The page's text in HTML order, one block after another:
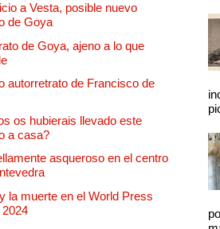
a Vesta, posible nuevo
de Goya
de Goya, ajeno a lo que
autorretrato de Francisco de
os hubierais llevado este
a casa?
asqueroso en el centro
la muerte en el World Press
2024